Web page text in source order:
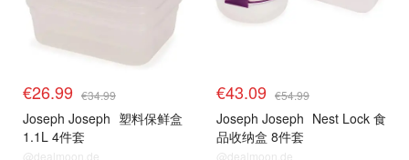
€26.99 €34.99
Joseph Joseph 塑料保鲜盒
1.1L 4件套
@dealmoon.de
€43.09 €54.99
Joseph Joseph Nest Lock 食
品收纳盒 8件套
@dealmoon.de